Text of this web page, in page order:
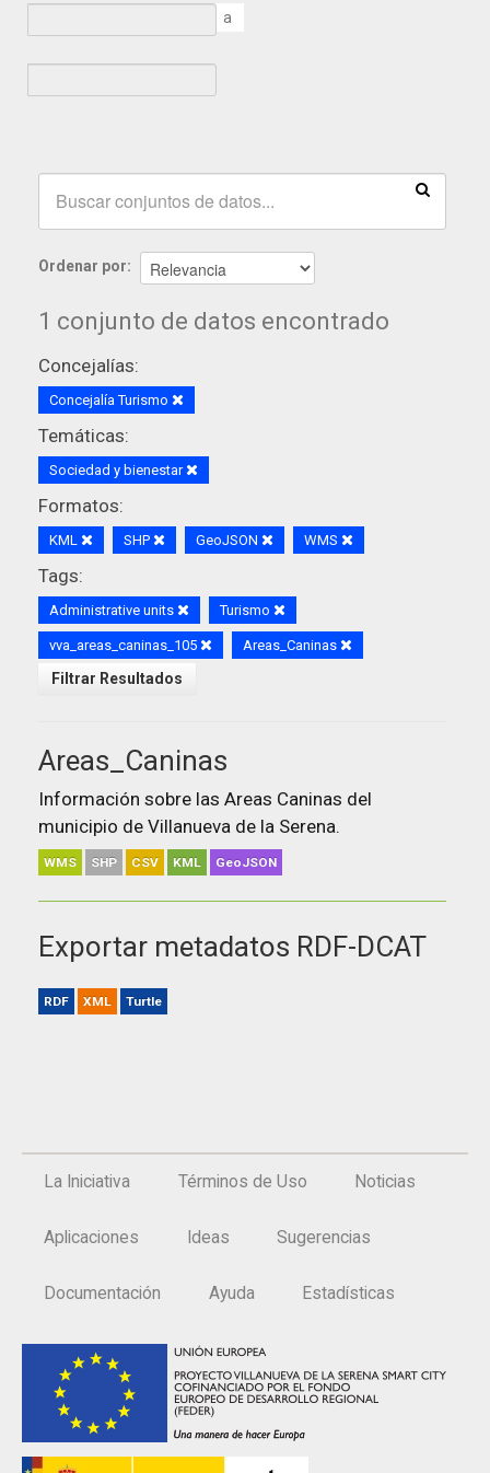
a
Ordenar por
1 conjunto de datos encontrado
Concejalías:
Concejalía Turismo
Temáticas:
Sociedad y bienestar
Formatos:
KML SHP GeoJSON WMS
Tags:
Administrative units Turismo
vva_areas_caninas_105 Areas_Caninas
Filtrar Resultados
Areas_Caninas
Información sobre las Areas Caninas del
municipio de Villanueva de la Serena.
WMS SHP CSV KML GeoJSON
Exportar metadatos RDF-DCAT
RDF XML Turtle
La Iniciativa Términos de Uso Noticias
Aplicaciones Ideas Sugerencias
Documentación Ayuda Estadísticas